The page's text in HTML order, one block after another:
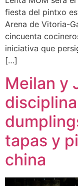
fiesta del pintxo
Arena de Vitoria-
cincuenta
iniciativa que
[…]
Meilan y
tapas y
china